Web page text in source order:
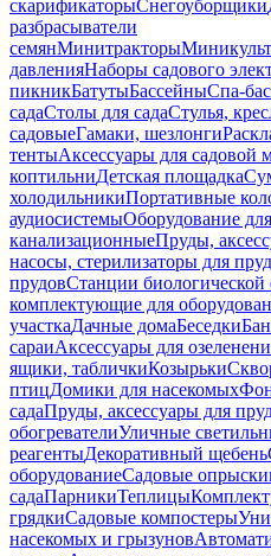
скарификаторыСнегоуборщики
разбрасыватели
семянМинитракторы
давленияНаборы садового
пикникБатутыБассейныСпа-
садаСтолы для садаСтулья,
садовыеГамаки, шезлонги
тентыАксессуары для садовой
коптильниДетская площадка
холодильникиПортативные
аудиосистемыОборудование
канализационныеПруды,
насосы, стерилизаторы для
прудовСтанции биологической
комплектующие для
участкаДачные домаБеседки
сараиАксессуары для
ящики, табличкиКозырьки
птицДомики для насекомых
садаПруды, аксессуары для
обогревателиУличные
реагентыДекоративный щебень
оборудованиеСадовые
садаПарникиТеплицы
грядкиСадовые компостеры
насекомых и грызунов